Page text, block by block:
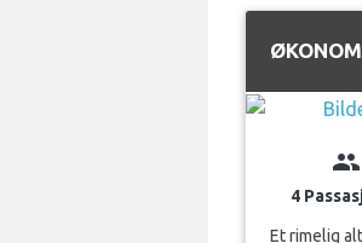
group
4
Et rimelig